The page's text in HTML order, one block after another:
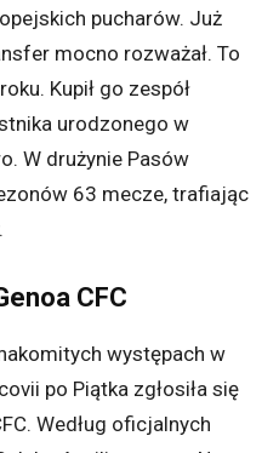
pucharów. Już
mocno rozważał. To
Kupił go zespół
urodzonego w
W drużynie Pasów
63 mecze, trafiając
CFC
występach w
po Piątka zgłosiła się
Według oficjalnych